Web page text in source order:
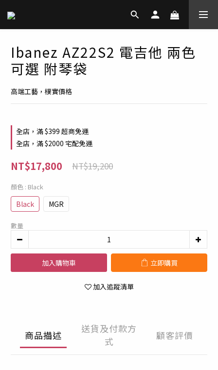
Ibanez AZ22S2 電吉他 兩色
可選 附琴袋
高端工藝，樸實價格
全店，滿 $399 超商免運
全店，滿 $2000 宅配免運
NT$17,800 NT$19,200
顏色 : Black
Black MGR
數量
加入購物車 立即購買
加入追蹤清單
商品描述
送貨及付款方
式
顧客評價